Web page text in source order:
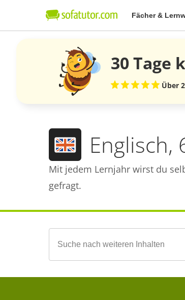
Fächer &
30 Tage
Über
Englisch,
Mit jedem Lernjahr wirst du
gefragt.